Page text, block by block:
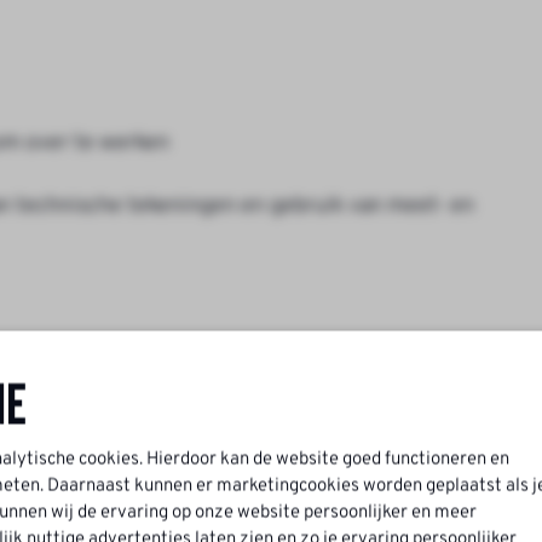
over te werken
technische tekeningen en gebruik van meet- en
groei
cookies. Hierdoor kan de website goed functioneren en
Daarnaast kunnen er marketingcookies worden geplaatst als
wij de ervaring op onze website persoonlijker en meer